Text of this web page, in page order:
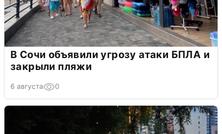
В Сочи объявили угрозу атаки БПЛА и
закрыли пляжи
6 августа 0